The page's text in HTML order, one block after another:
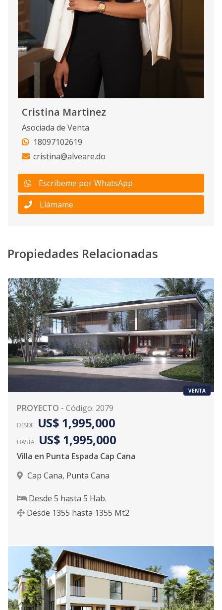
Cristina Martinez
Asociada de Venta
18097102619
cristina@alveare.do
Escribeme por WhatsApp
Llámame
Propiedades Relacionadas
VENTA
PROYECTO - Código: 2079
DESDE US$ 1,995,000
HASTA US$ 1,995,000
Villa en Punta Espada Cap Cana
Cap Cana, Punta Cana
Desde 5 hasta 5 Hab.
Desde 1355 hasta 1355 Mt2